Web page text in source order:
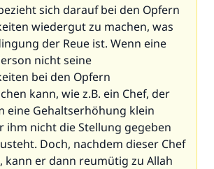
sich darauf bei den Opfern
wiedergut zu machen, was
der Reue ist. Wenn eine
nicht seine
bei den Opfern
kann, wie z.B. ein Chef, der
eine Gehaltserhöhung klein
ihm nicht die Stellung gegeben
Doch, nachdem dieser Chef
kann er dann reumütig zu Allah